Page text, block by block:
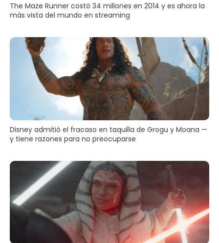
The Maze Runner costó 34 millones en 2014 y es ahora la
más vista del mundo en streaming
Disney admitió el fracaso en taquilla de Grogu y Moana —
y tiene razones para no preocuparse